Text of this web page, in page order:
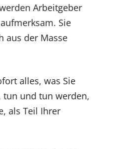
Arbeitgeber
Sie
aus der Masse
alles, was Sie
tun und tun werden,
als Teil Ihrer